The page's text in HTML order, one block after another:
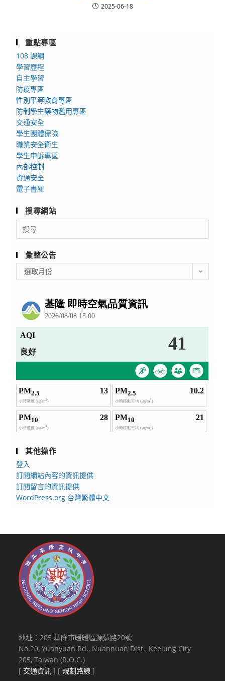
2025-06-18
重點專區
108 課綱
學習歷程
自主學習
防疫專區
性別平等教育專區
防制學生藥物濫用專區
交通安全
學生團體保險
職業安全衛生
學生申訴專區
內部控制
資通安全
電子書庫
搜尋網站
Search
for:
彙整公告
整
選取月份
其他操作
登入
訂閱網站內容的資訊提供
訂閱留言的資訊提供
WordPress.org 台灣繁體中文
地址：205 基隆市暖暖區源遠路20號
No.20, Yuanyuan Rd., Nuannuan Dist., Keelung City
205, Taiwan (R.O.C.)
[ 交通資訊 ] [規劃路線 ]